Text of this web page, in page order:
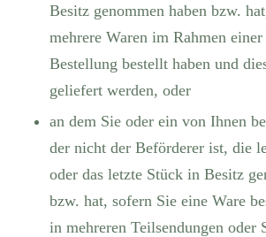
Besitz genommen haben bzw.
mehrere Waren im Rahmen
Bestellung bestellt haben und
geliefert werden, oder
an dem Sie oder ein von Ihnen
der nicht der Beförderer ist, die
oder das letzte Stück in Besitz
bzw. hat, sofern Sie eine Ware
in mehreren Teilsendungen oder